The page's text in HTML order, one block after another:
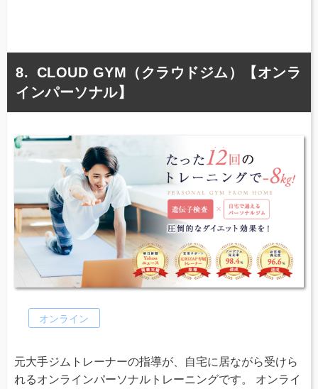
CLOUD GYM（クラウドジム）【オンラ
インパーソナル】
オンライン
元大手ジムトレーナーの指導が、自宅に居ながら受けら
れるオンラインパーソナルトレーニングです。 オンライ